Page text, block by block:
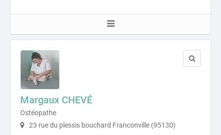
Margaux CHEVÉ
Ostéopathe
23 rue du plessis bouchard Franconville (95130)